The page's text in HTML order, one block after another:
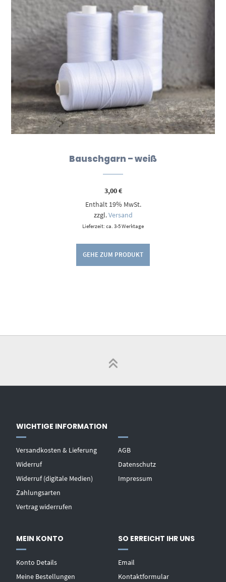
Bauschgarn – weiß
3,00€
Enthält 19% MwSt.
zzgl.Versand
Lieferzeit: ca. 3-5 Werktage
GEHE ZUM PRODUKT
WICHTIGE INFORMATION
Versandkosten & Lieferung
Widerruf
Widerruf (digitale Medien)
Zahlungsarten
Vertrag widerrufen
AGB
Datenschutz
Impressum
MEIN KONTO
Konto Details
Meine Bestellungen
SO ERREICHT IHR UNS
Email
Kontaktformular